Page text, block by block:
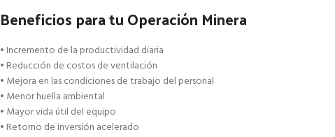
Beneficios para tu Operación Minera
• Incremento de la productividad diaria
• Reducción de costos de ventilación
• Mejora en las condiciones de trabajo del personal
• Menor huella ambiental
• Mayor vida útil del equipo
• Retorno de inversión acelerado